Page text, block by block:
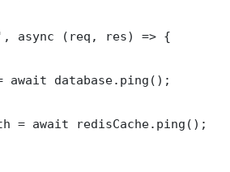
async (req, res) => {
await database.ping();
= await redisCache.ping();